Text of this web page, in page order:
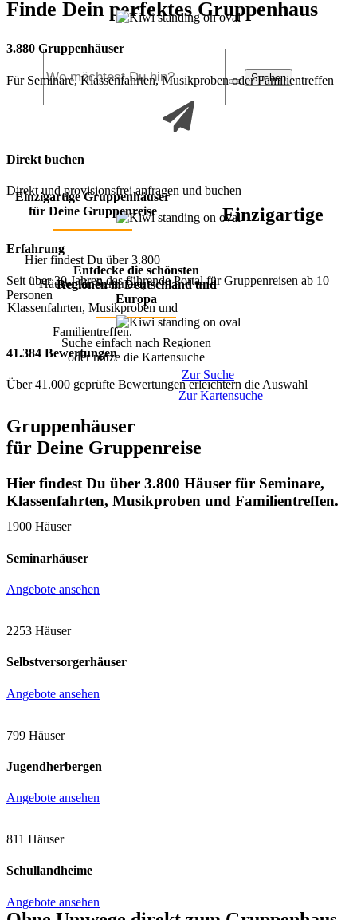
Finde Dein perfektes Gruppenhaus
Suchen
3.880 Gruppenhäuser
Für Seminare, Klassenfahrten, Musikproben oder Familientreffen
Direkt buchen
Direkt und provisionsfrei anfragen und buchen
Erfahrung
Seit über 30 Jahren das führende Portal für Gruppenreisen ab 10
Personen
41.384 Bewertungen
Über 41.000 geprüfte Bewertungen erleichtern die Auswahl
Einzigartige Gruppenhäuser
für Deine Gruppenreise
Hier findest Du über 3.800
Häuser für Seminare,
Klassenfahrten, Musikproben und
Familientreffen.
Zur Suche
Entdecke die schönsten
Regionen in Deutschland und
Europa
Suche einfach nach Regionen
oder nutze die Kartensuche
Zur Kartensuche
Einzigartige
Gruppenhäuser
für Deine Gruppenreise
Hier findest Du über 3.800 Häuser für Seminare,
Klassenfahrten, Musikproben und Familientreffen.
1900 Häuser
Seminarhäuser
Angebote ansehen
2253 Häuser
Selbstversorgerhäuser
Angebote ansehen
799 Häuser
Jugendherbergen
Angebote ansehen
811 Häuser
Schullandheime
Angebote ansehen